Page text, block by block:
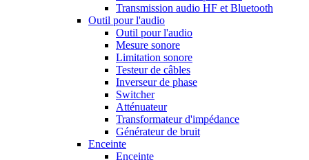
Transmission audio HF et Bluetooth
Outil pour l'audio
Outil pour l'audio
Mesure sonore
Limitation sonore
Testeur de câbles
Inverseur de phase
Switcher
Atténuateur
Transformateur d'impédance
Générateur de bruit
Enceinte
Enceinte